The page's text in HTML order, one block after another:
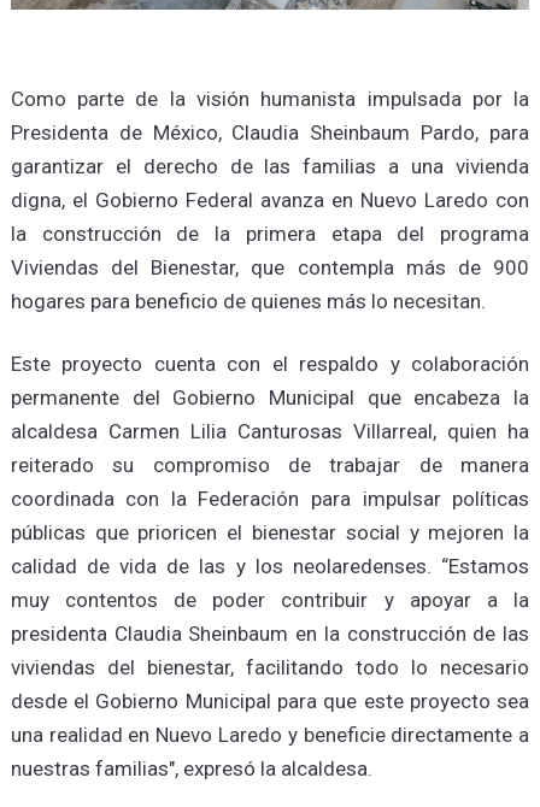
Como parte de la visión humanista impulsada por la
Presidenta de México, Claudia Sheinbaum Pardo, para
garantizar el derecho de las familias a una vivienda
digna, el Gobierno Federal avanza en Nuevo Laredo con
la construcción de la primera etapa del programa
Viviendas del Bienestar, que contempla más de 900
hogares para beneficio de quienes más lo necesitan.
Este proyecto cuenta con el respaldo y colaboración
permanente del Gobierno Municipal que encabeza la
alcaldesa Carmen Lilia Canturosas Villarreal, quien ha
reiterado su compromiso de trabajar de manera
coordinada con la Federación para impulsar políticas
públicas que prioricen el bienestar social y mejoren la
calidad de vida de las y los neolaredenses. “Estamos
muy contentos de poder contribuir y apoyar a la
presidenta Claudia Sheinbaum en la construcción de las
viviendas del bienestar, facilitando todo lo necesario
desde el Gobierno Municipal para que este proyecto sea
una realidad en Nuevo Laredo y beneficie directamente a
nuestras familias", expresó la alcaldesa.